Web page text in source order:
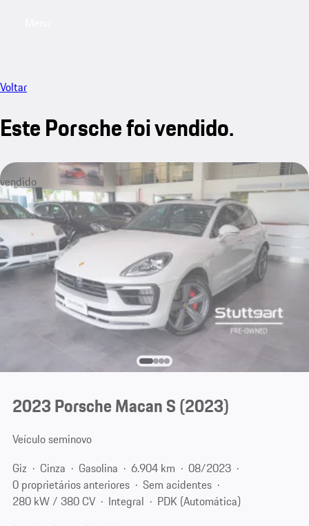
Voltar
Este Porsche foi vendido.
vendido
2023 Porsche Macan S (2023)
Veículo seminovo
Giz
Cinza Gasolina 6.904 km
08/2023
0 proprietários anteriores
Sem acidentes
280 kW / 380 CV
Integral
PDK (Automática)